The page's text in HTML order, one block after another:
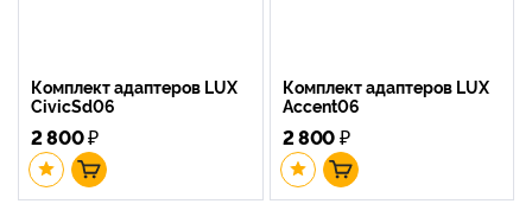
Комплект адаптеров LUX
CivicSd06
2 800₽
Комплект адаптеров LUX
Accent06
2 800₽